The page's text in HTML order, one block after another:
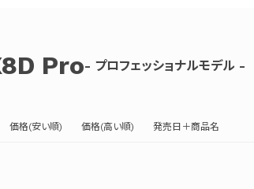
Pro- プロフェッショナルモデル -
価格(安い順) 価格(高い順) 発売日＋商品名